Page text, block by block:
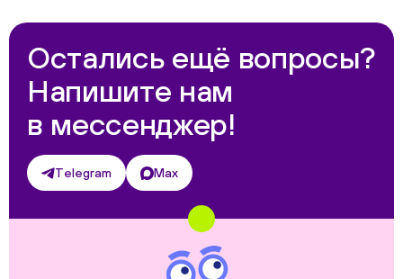
Остались ещё вопросы?
Напишите нам
в мессенджер!
Telegram Max